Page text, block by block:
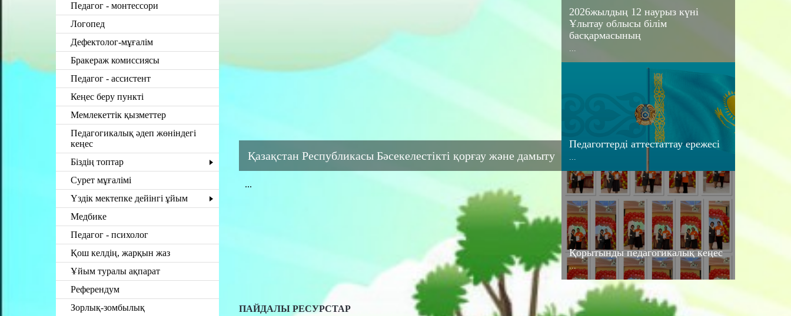
Педагог - монтессори
Логопед
Дефектолог-мұғалім
Бракераж комиссиясы
Педагог - ассистент
Кеңес беру пункті
Мемлекеттік қызметтер
Педагогикалық әдеп жөніндегі
кеңес
Біздің топтар
Сурет мұғалімі
Үздік мектепке дейінгі ұйым
Медбике
Педагог - психолог
Қош келдің, жарқын жаз
Ұйым туралы ақпарат
Референдум
Зорлық-зомбылық
Қазақстан Республикасы Бәсекелестікті қорғау және дамыту
...
2026жылдың 12 наурыз күні
Ұлытау облысы білім
басқармасының
...
Педагогтерді аттестаттау ережесі
...
Қорытынды педагогикалық кеңес
...
ПАЙДАЛЫ РЕСУРСТАР